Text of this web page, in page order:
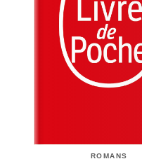
ROMANS